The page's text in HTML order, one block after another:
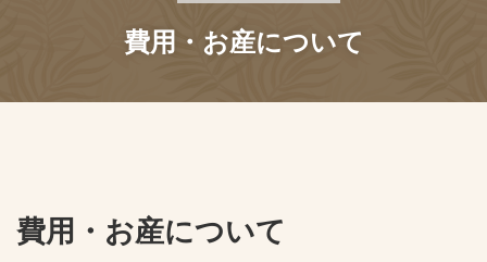
費用・お産について
費用・お産について